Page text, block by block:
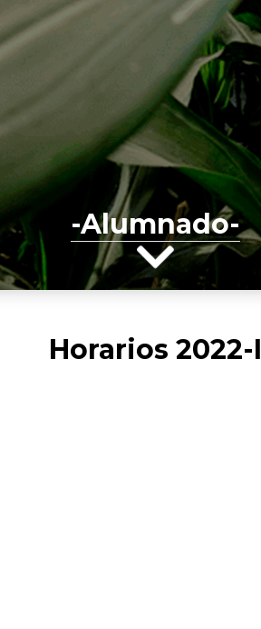
-Alumnado-
Horarios 2022-I